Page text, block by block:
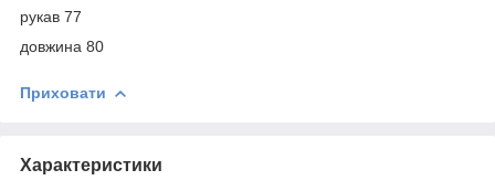
рукав 77
довжина 80
Приховати
Характеристики